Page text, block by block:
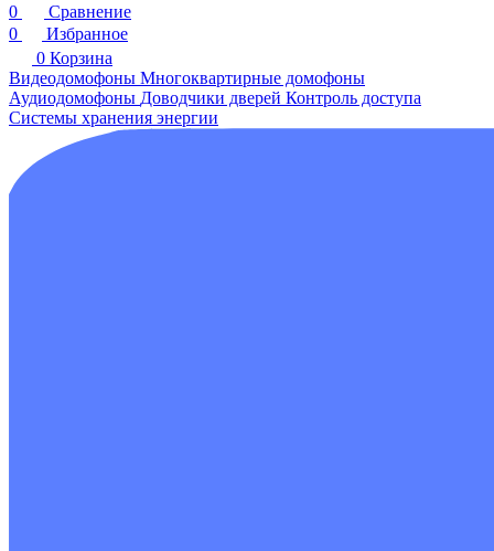
0
Сравнение
0
Избранное
0 Корзина
Видеодомофоны Многоквартирные домофоны
Аудиодомофоны Доводчики дверей Контроль доступа
Системы хранения энергии